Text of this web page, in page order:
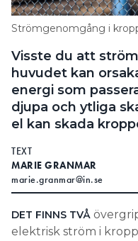
Search for:
SEARCH
Strömgenomgång i
Visste du att
huvudet kan
energi som
djupa och ytliga
el kan skada
TEXT
MARIE GRANMAR
marie.granmar@in.se
DET FINNS TVÅ
elektrisk ström i